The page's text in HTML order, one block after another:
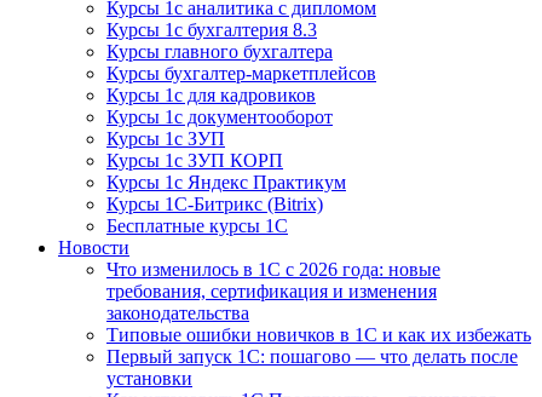
Курсы 1с аналитика с дипломом
Курсы 1с бухгалтерия 8.3
Курсы главного бухгалтера
Курсы бухгалтер-маркетплейсов
Курсы 1с для кадровиков
Курсы 1с документооборот
Курсы 1с ЗУП
Курсы 1с ЗУП КОРП
Курсы 1с Яндекс Практикум
Курсы 1С-Битрикс (Bitrix)
Бесплатные курсы 1С
Новости
Что изменилось в 1С с 2026 года: новые
требования, сертификация и изменения
законодательства
Типовые ошибки новичков в 1С и как их избежать
Первый запуск 1С: пошагово — что делать после
установки